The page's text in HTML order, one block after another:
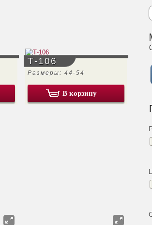
Т-106
Размеры: 44-54
В корзину